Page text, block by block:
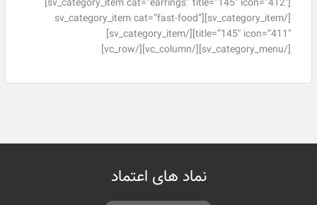
[/sv_category_item][sv_category_item cat=”fast-food”
title=”145″ icon=”411″][/sv_category_item]
[/sv_category_menu][/vc_column][/vc_row]
نماد های اعتماد